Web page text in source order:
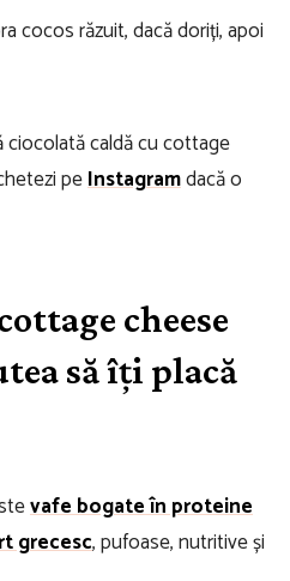
cocos răzuit, dacă doriți, apoi
ciocolată caldă cu cottage
peInstagramdacă o
cheese
să îți placă
vafe bogate în proteine
grecesc, pufoase, nutritive și